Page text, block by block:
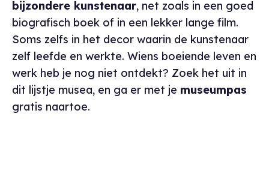
bijzondere kunstenaar, net zoals in een goed
biografisch boek of in een lekker lange film.
Soms zelfs in het decor waarin de kunstenaar
zelf leefde en werkte. Wiens boeiende leven en
werk heb je nog niet ontdekt? Zoek het uit in
dit lijstje musea, en ga er met je museumpas
gratis naartoe.